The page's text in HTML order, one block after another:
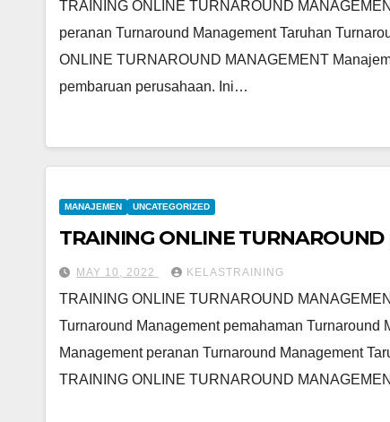
TRAINING ONLINE TURNAROUND
peranan Turnaround Management Taruhan
ONLINE TURNAROUND MANAGEMENT
pembaruan perusahaan. Ini…
MANAJEMEN UNCATEGORIZED
TRAINING ONLINE
MAY 10, 2022 KELASTRAINING
TRAINING ONLINE TURNAROUND
Turnaround Management pemahaman Turnaround
Management peranan Turnaround Management
TRAINING ONLINE TURNAROUND